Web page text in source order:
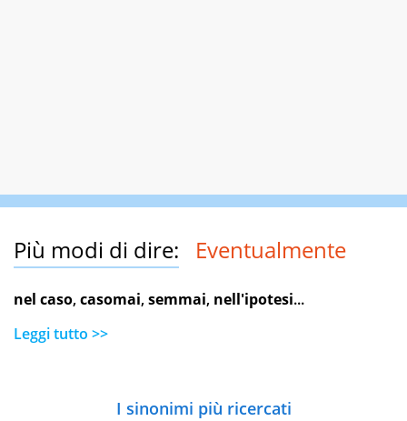
Più modi di dire: Eventualmente
nel caso,casomai,semmai, nell'ipotesi...
Leggi tutto >>
I sinonimi più ricercati